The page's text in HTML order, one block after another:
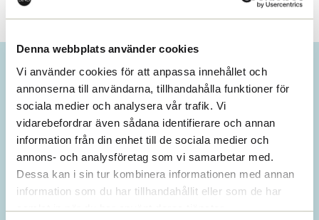
Denna webbplats använder cookies
Vi använder cookies för att anpassa innehållet och
annonserna till användarna, tillhandahålla funktioner för
sociala medier och analysera vår trafik. Vi
vidarebefordrar även sådana identifierare och annan
information från din enhet till de sociala medier och
annons- och analysföretag som vi samarbetar med.
Dessa kan i sin tur kombinera informationen med annan
information som du har tillhandahållit eller som de har
samlat in när du har använt deras tjänster.
Missa inget från SNS.
Prenumerera på vårt nyhetsbrev
Ta del av våra senaste nyheter. Få nya
insikter och håll dig uppdaterad om viktiga
samhällsfrågor.